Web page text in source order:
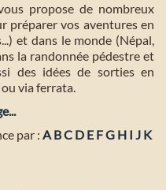
propose de nombreux
préparer vos aventures en
et dans le monde (Népal,
la randonnée pédestre et
des idées de sorties en
via ferrata.
par : A BC D E FG H I J K